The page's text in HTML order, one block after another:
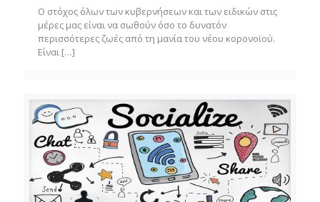
Ο στόχος όλων των κυβερνήσεων και των ειδικών στις
μέρες μας είναι να σωθούν όσο το δυνατόν
περισσότερες ζωές από τη μανία του νέου κορονοϊού.
Είναι […]